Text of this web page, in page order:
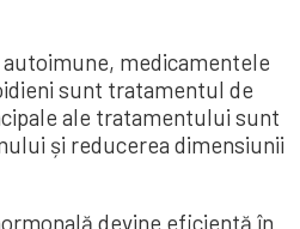
medicamentele
sunt tratamentul de
ale tratamentului sunt
și reducerea dimensiunii
devine eficientă în